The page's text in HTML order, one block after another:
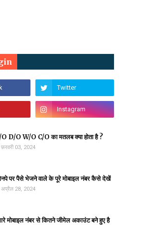
D/O W/O C/O का मतलब क्या होता है ?
फ़रवरी 03, 2024
पर पैसे भेजने वाले के पूरे मोबाइल नंबर कैसे देखें
अप्रैल 28, 2024
मोबाइल नंबर से कितने जीमेल अकाउंट बने हुए है